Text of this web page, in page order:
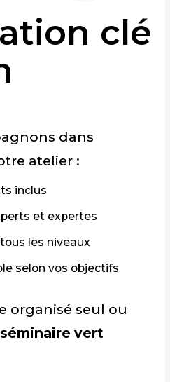
clé
dans
atelier :
inclus
et expertes
les niveaux
selon vos objectifs
organisé seul ou
séminaire vert